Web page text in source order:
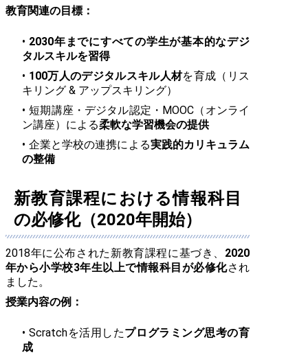
教育関連の目標：
2030年までにすべての学生が基本的なデジ
タルスキルを習得
100万人のデジタルスキル人材を育成（リス
キリング & アップスキリング）
短期講座・デジタル認定・MOOC（オンライ
ン講座）による柔軟な学習機会の提供
企業と学校の連携による実践的カリキュラム
の整備
新教育課程における情報科目
の必修化（2020年開始）
2018年に公布された新教育課程に基づき、 2020
年から小学校3年生以上で情報科目が必修化され
ました。
授業内容の例：
Scratchを活用したプログラミング思考の育
成